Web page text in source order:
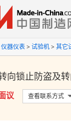
仪器仪表>试验机>其它
向锁止防盗及
议 查看联系方式